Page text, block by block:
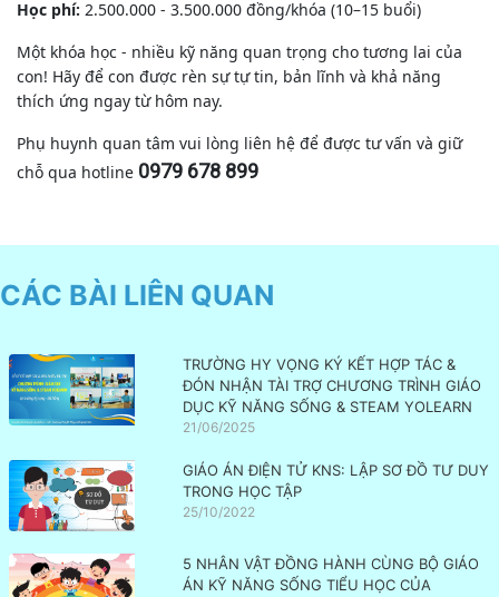
Học phí: 2.500.000 - 3.500.000 đồng/khóa (10–15 buổi)
Một khóa học - nhiều kỹ năng quan trọng cho tương lai của
con! Hãy để con được rèn sự tự tin, bản lĩnh và khả năng
thích ứng ngay từ hôm nay.
Phụ huynh quan tâm vui lòng liên hệ để được tư vấn và giữ
chỗ qua hotline 0979 678 899
CÁC BÀI LIÊN QUAN
TRƯỜNG HY VỌNG KÝ KẾT HỢP TÁC &
ĐÓN NHẬN TÀI TRỢ CHƯƠNG TRÌNH GIÁO
DỤC KỸ NĂNG SỐNG & STEAM YOLEARN
21/06/2025
GIÁO ÁN ĐIỆN TỬ KNS: LẬP SƠ ĐỒ TƯ DUY
TRONG HỌC TẬP
25/10/2022
5 NHÂN VẬT ĐỒNG HÀNH CÙNG BỘ GIÁO
ÁN KỸ NĂNG SỐNG TIỂU HỌC CỦA